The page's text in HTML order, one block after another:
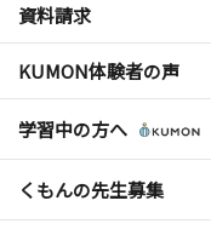
資料請求
KUMON体験者の声
学習中の方へ
くもんの先生募集